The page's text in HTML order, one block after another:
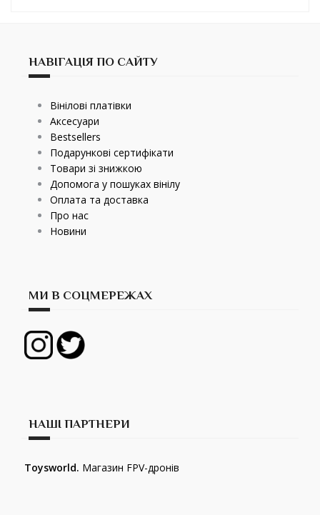
НАВІГАЦІЯ ПО САЙТУ
Вінілові платівки
Аксесуари
Bestsellers
Подарункові сертифікати
Товари зі знижкою
Допомога у пошуках вінілу
Оплата та доставка
Про нас
Новини
МИ В СОЦМЕРЕЖАХ
НАШІ ПАРТНЕРИ
Toysworld. Магазин FPV-дронів